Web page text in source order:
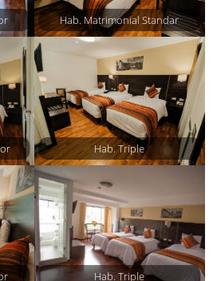
Hab. Matrimonial Standar
Hab. Triple
Hab. Triple